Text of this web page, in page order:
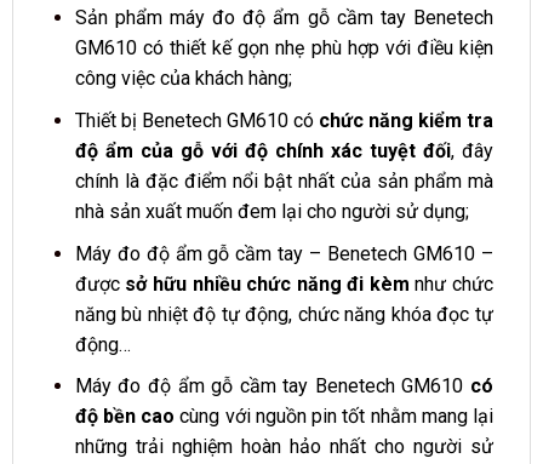
Sản phẩm máy đo độ ẩm gỗ cầm tay Benetech
GM610 có thiết kế gọn nhẹ phù hợp với điều kiện
công việc của khách hàng;
Thiết bị Benetech GM610 có chức năng kiểm tra
độ ẩm của gỗ với độ chính xác tuyệt đối, đây
chính là đặc điểm nổi bật nhất của sản phẩm mà
nhà sản xuất muốn đem lại cho người sử dụng;
Máy đo độ ẩm gỗ cầm tay – Benetech GM610 –
được sở hữu nhiều chức năng đi kèm như chức
năng bù nhiệt độ tự động, chức năng khóa đọc tự
động…
Máy đo độ ẩm gỗ cầm tay Benetech GM610 có
độ bền cao cùng với nguồn pin tốt nhằm mang lại
những trải nghiệm hoàn hảo nhất cho người sử